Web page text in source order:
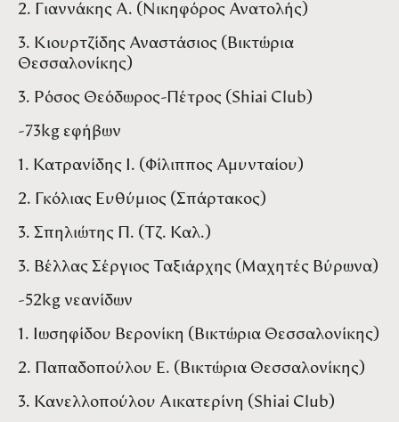
2. Γιαννάκης Α. (Νικηφόρος Ανατολής)
3. Κιουρτζίδης Αναστάσιος (Βικτώρια
Θεσσαλονίκης)
3. Ρόσος Θεόδωρος-Πέτρος (Shiai Club)
-73kg εφήβων
1. Κατρανίδης Ι. (Φίλιππος Αμυνταίου)
2. Γκόλιας Ευθύμιος (Σπάρτακος)
3. Σπηλιώτης Π. (Τζ. Καλ.)
3. Βέλλας Σέργιος Ταξιάρχης (Μαχητές Βύρωνα)
-52kg νεανίδων
1. Ιωσηφίδου Βερονίκη (Βικτώρια Θεσσαλονίκης)
2. Παπαδοπούλου Ε. (Βικτώρια Θεσσαλονίκης)
3. Κανελλοπούλου Αικατερίνη (Shiai Club)